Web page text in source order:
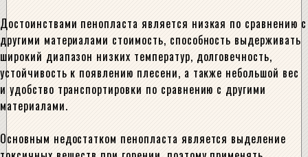
Достоинствами пенопласта является низкая по сравнению с
другими материалами стоимость, способность выдерживать
широкий диапазон низких температур, долговечность,
устойчивость к появлению плесени, а также небольшой вес
и удобство транспортировки по сравнению с другими
материалами.
Основным недостатком пенопласта является выделение